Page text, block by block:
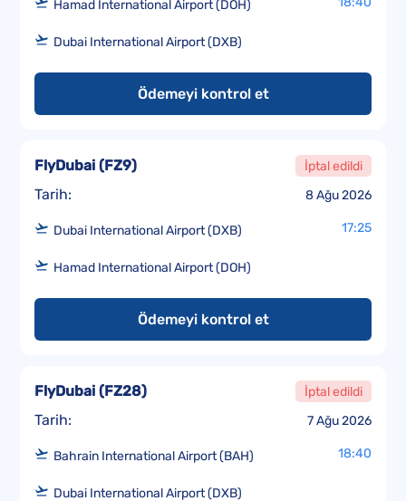
Hamad International Airport (DOH)
Dubai International Airport (DXB)
Ödemeyi kontrol et
Tarih: 8 Ağu 2026
FlyDubai (FZ9) İptal edildi
Dubai International Airport (DXB) 17:25
Hamad International Airport (DOH)
Ödemeyi kontrol et
Tarih: 7 Ağu 2026
FlyDubai (FZ28) İptal edildi
Bahrain International Airport (BAH) 18:40
Dubai International Airport (DXB)